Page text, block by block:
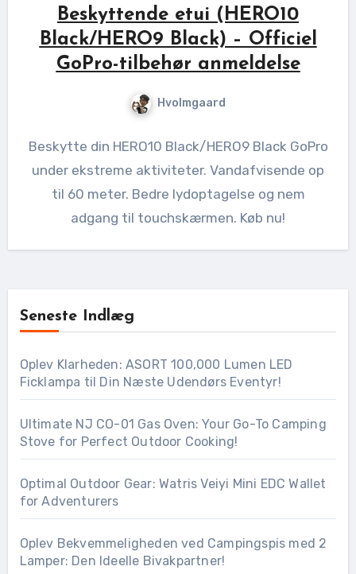
Beskyttende etui (HERO10
Black/HERO9 Black) – Officiel
GoPro-tilbehør anmeldelse
Hvolmgaard
Beskytte din HERO10 Black/HERO9 Black GoPro
under ekstreme aktiviteter. Vandafvisende op
til 60 meter. Bedre lydoptagelse og nem
adgang til touchskærmen. Køb nu!
Seneste Indlæg
Oplev Klarheden: ASORT 100,000 Lumen LED
Ficklampa til Din Næste Udendørs Eventyr!
Ultimate NJ CO-01 Gas Oven: Your Go-To Camping
Stove for Perfect Outdoor Cooking!
Optimal Outdoor Gear: Watris Veiyi Mini EDC Wallet
for Adventurers
Oplev Bekvemmeligheden ved Campingspis med 2
Lamper: Den Ideelle Bivakpartner!